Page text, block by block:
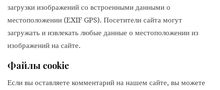
загрузки изображений со встроенными данными о
местоположении (EXIF GPS). Посетители сайта могут
загружать и извлекать любые данные о местоположении из
изображений на сайте.
Файлы cookie
Если вы оставляете комментарий на нашем сайте, вы можете